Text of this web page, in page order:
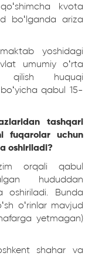
kvota
bo‘lganda ariza
yoshidagi
umumiy o‘rta
qilish huquqi
qabul 15-
tashqari
fuqarolar uchun
oshiriladi?
orqali qabul
hududdan
oshiriladi. Bunda
o‘rinlar mavjud
yetmagan)
shahar va